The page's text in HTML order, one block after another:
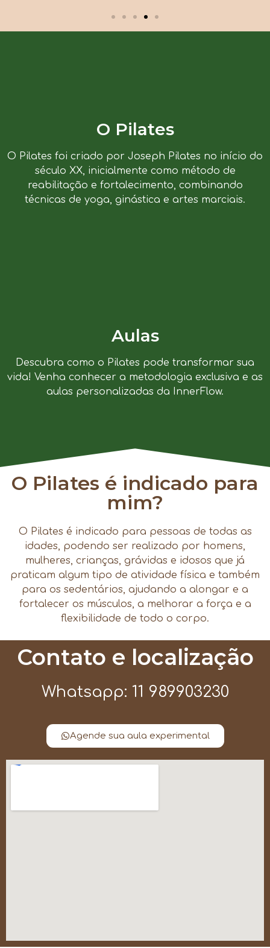
O Pilates
O Pilates foi criado por Joseph Pilates no início do
século XX, inicialmente como método de
reabilitação e fortalecimento, combinando
técnicas de yoga, ginástica e artes marciais.
Aulas
Descubra como o Pilates pode transformar sua
vida! Venha conhecer a metodologia exclusiva e as
aulas personalizadas da InnerFlow.
O Pilates é indicado para
mim?
O Pilates é indicado para pessoas de todas as
idades, podendo ser realizado por homens,
mulheres, crianças, grávidas e idosos que já
praticam algum tipo de atividade física e também
para os sedentários, ajudando a alongar e a
fortalecer os músculos, a melhorar a força e a
flexibilidade de todo o corpo.
Contato e localização
Whatsapp: 11 989903230
Agende sua aula experimental